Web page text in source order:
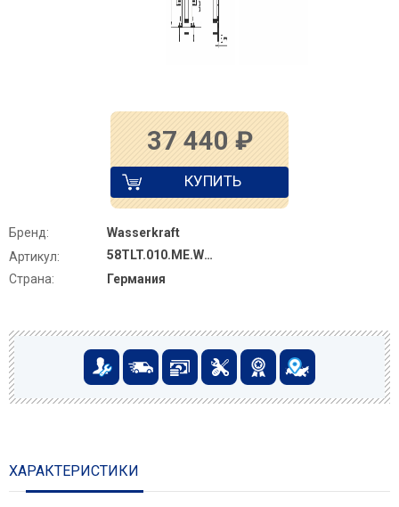
37 440 ₽
КУПИТЬ
Бренд:
Wasserkraft
Артикул:
58TLT.010.ME.WM02
Страна:
Германия
ХАРАКТЕРИСТИКИ